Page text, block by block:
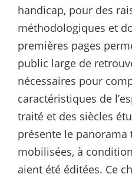
handicap, pour des
méthodologiques et
premières pages
public large de
nécessaires pour
caractéristiques de
traité et des siècles
présente le panorama
mobilisées, à
aient été éditées. Ce